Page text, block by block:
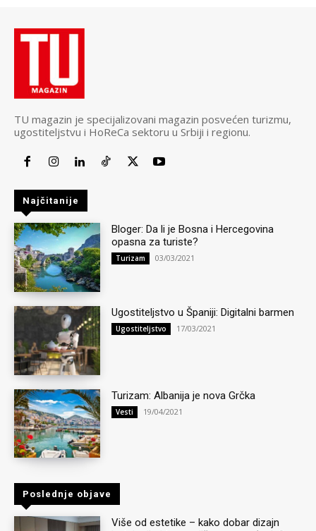
TU magazin je specijalizovani magazin posvećen turizmu,
ugostiteljstvu i HoReCa sektoru u Srbiji i regionu.
Najčitanije
Bloger: Da li je Bosna i Hercegovina
opasna za turiste?
Turizam 03/03/2021
Ugostiteljstvo u Španiji: Digitalni barmen
Ugostiteljstvo 17/03/2021
Turizam: Albanija je nova Grčka
Vesti 19/04/2021
Poslednje objave
Više od estetike – kako dobar dizajn